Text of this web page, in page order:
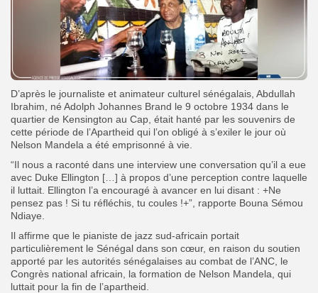
D’après le journaliste et animateur culturel sénégalais, Abdullah
Ibrahim, né Adolph Johannes Brand le 9 octobre 1934 dans le
quartier de Kensington au Cap, était hanté par les souvenirs de
cette période de l’Apartheid qui l’on obligé à s’exiler le jour où
Nelson Mandela a été emprisonné à vie.
“Il nous a raconté dans une interview une conversation qu’il a eue
avec Duke Ellington […] à propos d’une perception contre laquelle
il luttait. Ellington l’a encouragé à avancer en lui disant : +Ne
pensez pas ! Si tu réfléchis, tu coules !+”, rapporte Bouna Sémou
Ndiaye.
Il affirme que le pianiste de jazz sud-africain portait
particulièrement le Sénégal dans son cœur, en raison du soutien
apporté par les autorités sénégalaises au combat de l’ANC, le
Congrès national africain, la formation de Nelson Mandela, qui
luttait pour la fin de l’apartheid.